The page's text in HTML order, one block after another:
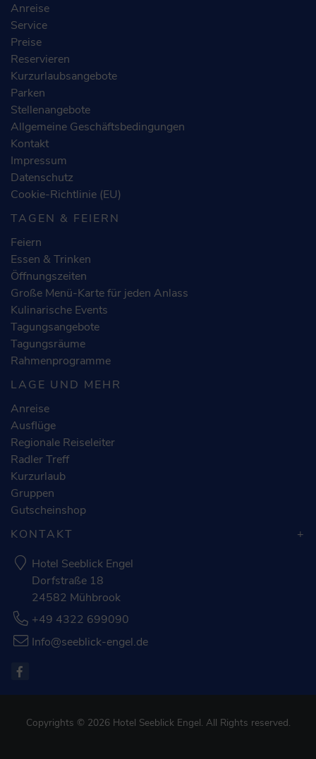
Anreise
Service
Preise
Reservieren
Kurzurlaubsangebote
Parken
Stellenangebote
Allgemeine Geschäftsbedingungen
Kontakt
Impressum
Datenschutz
Cookie-Richtlinie (EU)
TAGEN & FEIERN
Feiern
Essen & Trinken
Öffnungszeiten
Große Menü-Karte für jeden Anlass
Kulinarische Events
Tagungsangebote
Tagungsräume
Rahmenprogramme
LAGE UND MEHR
Anreise
Ausflüge
Regionale Reiseleiter
Radler Treff
Kurzurlaub
Gruppen
Gutscheinshop
KONTAKT
Hotel Seeblick Engel
Dorfstraße 18
24582 Mühbrook
+49 4322 699090
Info@seeblick-engel.de
Copyrights © 2026 Hotel Seeblick Engel. All Rights reserved.